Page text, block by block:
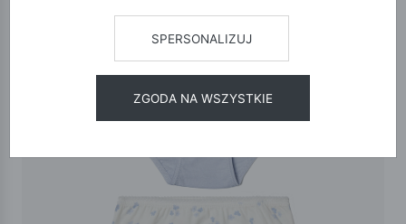
SPERSONALIZUJ
ZGODA NA WSZYSTKIE